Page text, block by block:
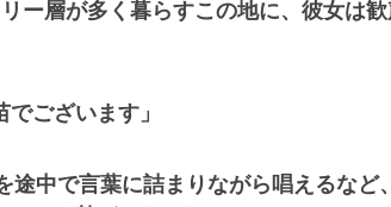
ー層が多く暮らすこの地に、彼女は歓
ございます」
途中で言葉に詰まりながら唱えるなど